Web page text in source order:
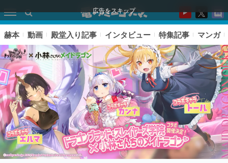
広告をスキップ
赫本 動画 殿堂入り記事 インタビュー 特集記事 マンガ